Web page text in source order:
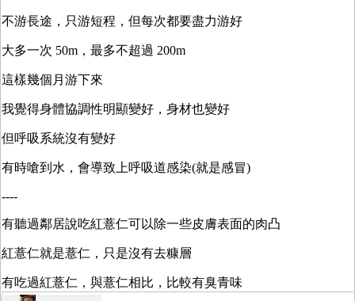
不游長途，只游短程，但每次都要盡力游好
大多一次 50m，最多不超過 200m
這樣幾個月游下來
我覺得身體協調性明顯變好，身材也變好
但呼吸系統沒有變好
有時嗆到水，會導致上呼吸道感染(就是感冒)
----
有聽過鄰居說吃紅薏仁可以除一些皮膚表面的肉凸
紅薏仁就是薏仁，只是沒有去糠層
有吃過紅薏仁，與薏仁相比，比較有臭青味